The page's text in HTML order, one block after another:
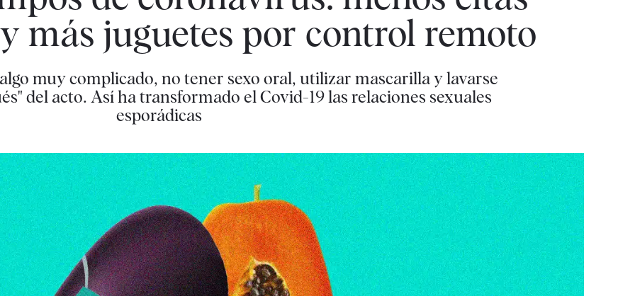
más juguetes por control remoto
muy complicado, no tener sexo oral, utilizar mascarilla y lavarse
del acto. Así ha transformado el Covid-19 las relaciones sexuales
esporádicas